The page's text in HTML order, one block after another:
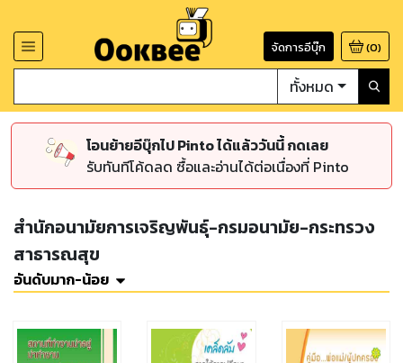
จัดการอีบุ๊ก (0)
ทั้งหมด
โอนย้ายอีบุ๊กไป Pinto ได้แล้ววันนี้ กดเลย
รับทันทีโค้ดลด ซื้อและอ่านได้ต่อเนื่องที่ Pinto
สำนักอนามัยการเจริญพันธุ์-กรมอนามัย-กระทรวง
สาธารณสุข
อันดับมาก-น้อย